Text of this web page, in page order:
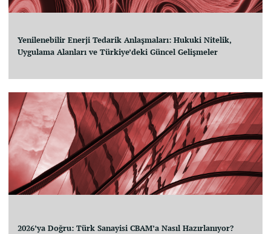
Yenilenebilir Enerji Tedarik Anlaşmaları: Hukuki Nitelik,
Uygulama Alanları ve Türkiye’deki Güncel Gelişmeler
2026’ya Doğru: Türk Sanayisi CBAM’a Nasıl Hazırlanıyor?